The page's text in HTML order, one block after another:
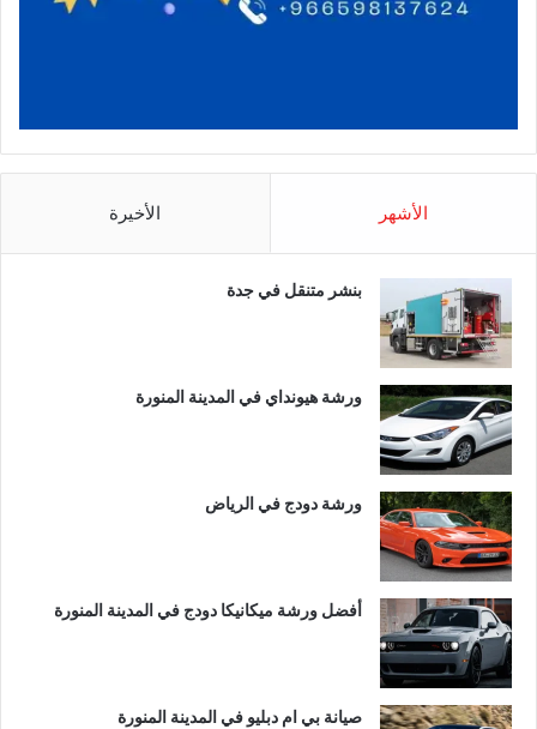
الأشهر الأخيرة
بنشر متنقل في جدة
ورشة هيونداي في المدينة المنورة
ورشة دودج في الرياض
أفضل ورشة ميكانيكا دودج في المدينة المنورة
صيانة بي ام دبليو في المدينة المنورة